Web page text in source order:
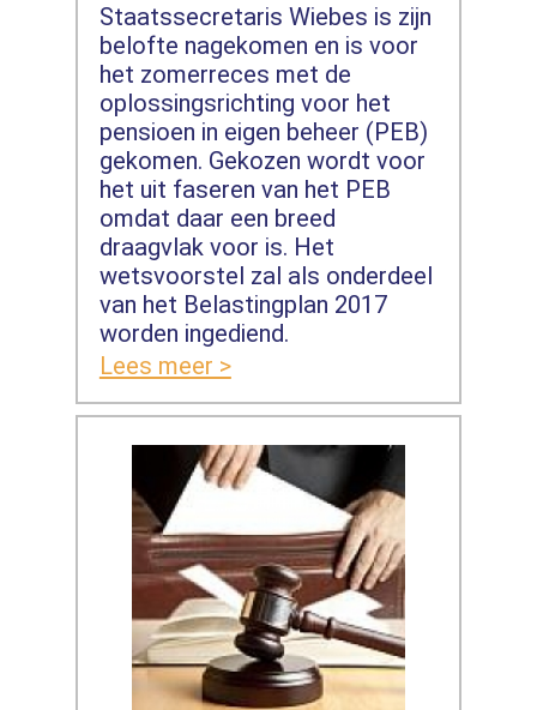
Staatssecretaris Wiebes is zijn
belofte nagekomen en is voor
het zomerreces met de
oplossingsrichting voor het
pensioen in eigen beheer (PEB)
gekomen. Gekozen wordt voor
het uit faseren van het PEB
omdat daar een breed
draagvlak voor is. Het
wetsvoorstel zal als onderdeel
van het Belastingplan 2017
worden ingediend.
Lees meer >